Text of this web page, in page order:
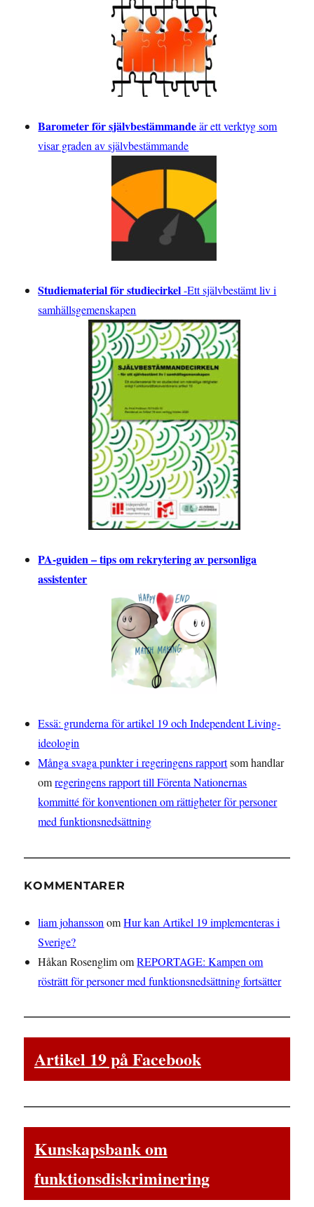
Barometer för självbestämmandeär ett verktyg som
visar graden av självbestämmande
Studiematerial för studiecirkel-Ett självbestämt liv i
samhällsgemenskapen
PA-guiden – tips om rekrytering av personliga
assistenter
Essä: grunderna för artikel 19 och Independent Living-
ideologin
Många svaga punkter i regeringens rapportsom handlar
omregeringens rapport till Förenta Nationernas
kommitté för konventionen om rättigheter för personer
med funktionsnedsättning
KOMMENTARER
liam johansson omHur kan Artikel 19 implementeras i
Sverige?
Håkan RosenglimomREPORTAGE: Kampen om
rösträtt för personer med funktionsnedsättning fortsätter
Artikel 19 på Facebook
Kunskapsbank om
funktionsdiskriminering